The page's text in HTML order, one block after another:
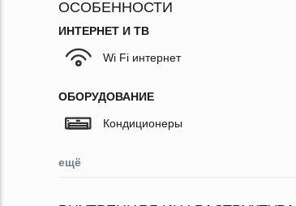
ОСОБЕННОСТИ
ИНТЕРНЕТ И ТВ
Wi Fi интернет
ОБОРУДОВАНИЕ
Кондиционеры
ещё